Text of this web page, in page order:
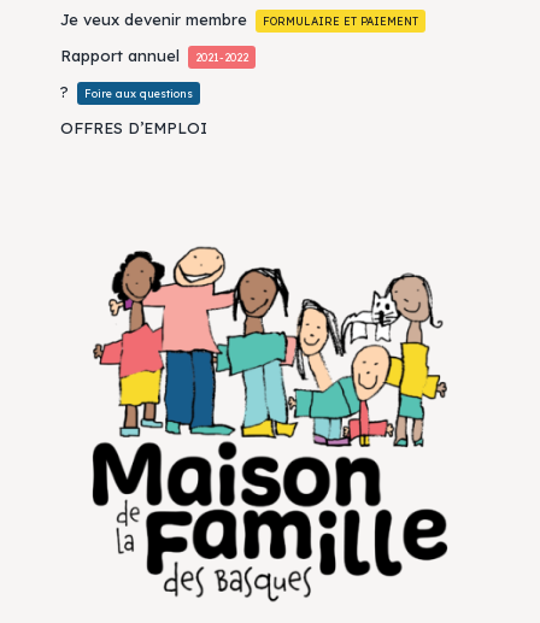
Je veux devenir membre
FORMULAIRE ET PAIEMENT
Rapport annuel 2021-2022
? Foire aux questions
OFFRES D’EMPLOI